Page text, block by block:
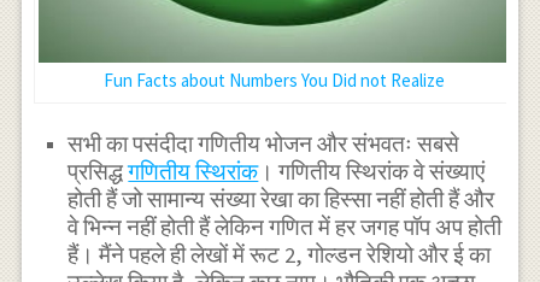
Fun Facts about Numbers You Did not Realize
सभी का पसंदीदा गणितीय भोजन और संभवतः सबसे
प्रसिद्धगणितीय स्थिरांक। गणितीय स्थिरांक वे संख्याएं
होती हैं जो सामान्य संख्या रेखा का हिस्सा नहीं होती हैं और
वे भिन्न नहीं होती हैं लेकिन गणित में हर जगह पॉप अप होती
हैं। मैंने पहले ही लेखों में रूट 2, गोल्डन रेशियो और ई का